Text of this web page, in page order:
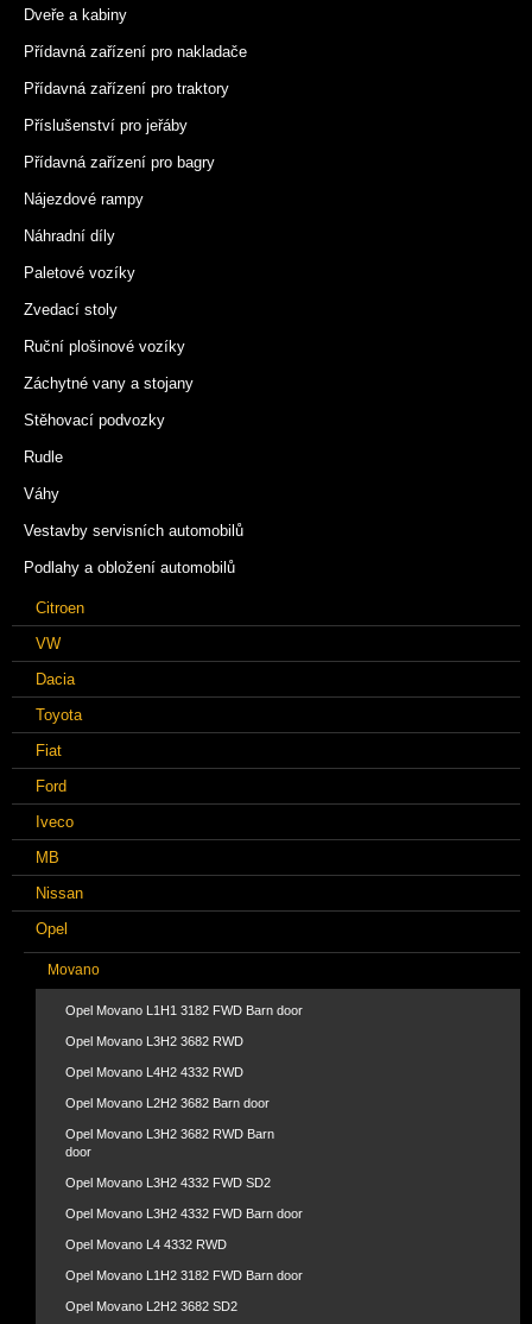
Dveře a kabiny
Přídavná zařízení pro nakladače
Přídavná zařízení pro traktory
Příslušenství pro jeřáby
Přídavná zařízení pro bagry
Nájezdové rampy
Náhradní díly
Paletové vozíky
Zvedací stoly
Ruční plošinové vozíky
Záchytné vany a stojany
Stěhovací podvozky
Rudle
Váhy
Vestavby servisních automobilů
Podlahy a obložení automobilů
Citroen
VW
Dacia
Toyota
Fiat
Ford
Iveco
MB
Nissan
Opel
Movano
Opel Movano L1H1 3182 FWD Barn door
Opel Movano L3H2 3682 RWD
Opel Movano L4H2 4332 RWD
Opel Movano L2H2 3682 Barn door
Opel Movano L3H2 3682 RWD Barn
door
Opel Movano L3H2 4332 FWD SD2
Opel Movano L3H2 4332 FWD Barn door
Opel Movano L4 4332 RWD
Opel Movano L1H2 3182 FWD Barn door
Opel Movano L2H2 3682 SD2